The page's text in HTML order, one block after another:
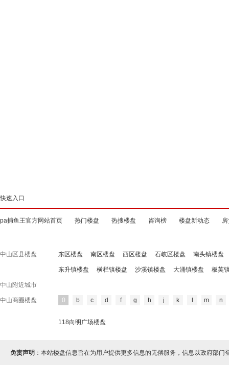
快速入口
pa捕鱼王官方网站首页 热门楼盘 热搜楼盘 咨询榜 楼盘新动态
中山区县楼盘 东区楼盘 南区楼盘 西区楼盘 石岐区楼盘 南头镇楼盘
东升镇楼盘 横栏镇楼盘 沙溪镇楼盘 大涌镇楼盘 板芙
中山附近城市
中山商圈楼盘 0 b c d f g h j k m n
118向明广场楼盘
免责声明 ：本站楼盘信息旨在为用户提供更多信息的无偿服务，信息以政府部门